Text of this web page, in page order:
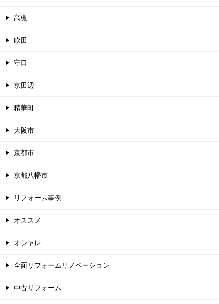
高槻
吹田
守口
京田辺
精華町
大阪市
京都市
京都八幡市
リフォーム事例
オススメ
オシャレ
全面リフォームリノベーション
中古リフォーム